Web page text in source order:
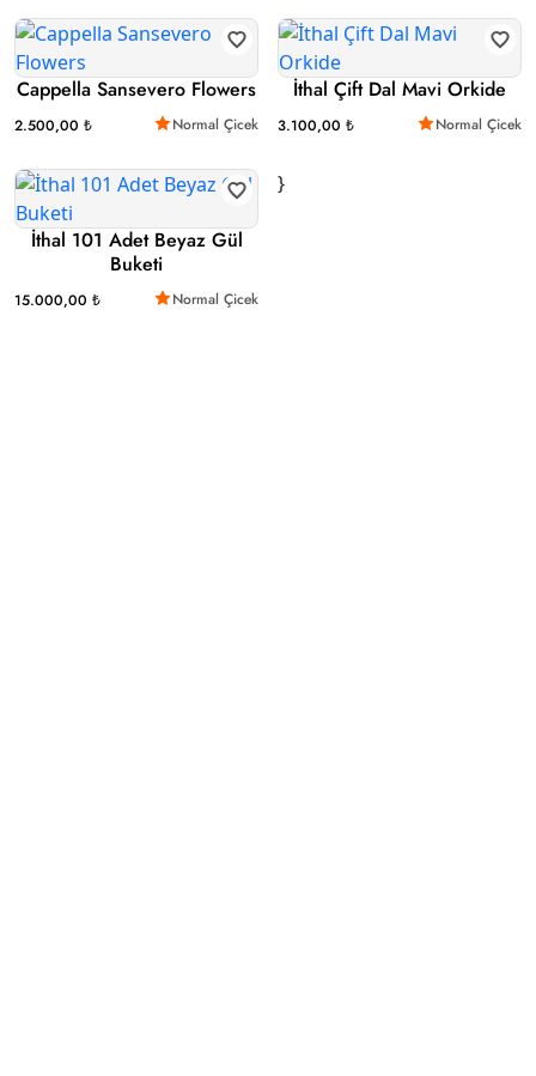
Cappella Sansevero Flowers
2.500,00 ₺ Normal Çicek
İthal Çift Dal Mavi Orkide
3.100,00 ₺ Normal Çicek
İthal 101 Adet Beyaz Gül
Buketi
15.000,00 ₺ Normal Çicek
}